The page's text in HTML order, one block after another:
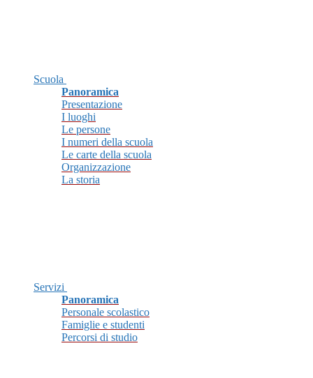
Scuola
Panoramica
Presentazione
I luoghi
Le persone
I numeri della scuola
Le carte della scuola
Organizzazione
La storia
Servizi
Panoramica
Personale scolastico
Famiglie e studenti
Percorsi di studio